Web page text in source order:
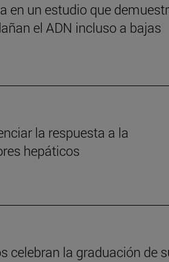
en un estudio que
el ADN incluso a bajas
la respuesta a la
hepáticos
celebran la graduación de